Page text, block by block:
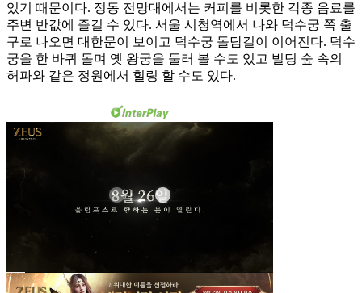
있기 때문이다. 정동 전망대에서는 커피를 비롯한 각종 음료를
주변 반값에 즐길 수 있다. 서울 시청역에서 나와 덕수궁 쪽 출
구로 나오면 대한문이 보이고 덕수궁 돌담길이 이어진다. 덕수
궁을 한 바퀴 돌며 옛 왕궁을 둘러 볼 수도 있고 빌딩 숲 속의
허파와 같은 정원에서 힐링 할 수도 있다.